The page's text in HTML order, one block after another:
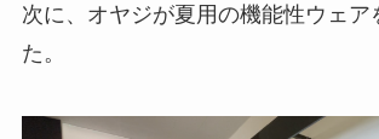
次に、オヤジが夏用の機能性ウェア
た。